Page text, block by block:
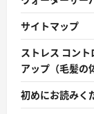
サイトマップ
ストレス コン
アップ（毛髪の
初めにお読みく